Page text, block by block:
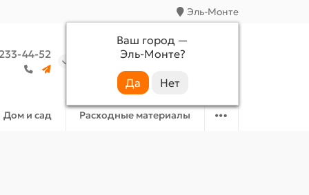
Эль-Монте
Ваш город —
Эль-Монте?
44-52
Аккаунт Избранное
Дом и сад Расходные материалы